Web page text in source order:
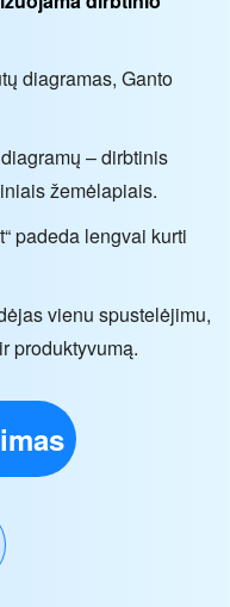
diagramas, Ganto
– dirbtinis
žemėlapiais.
padeda lengvai kurti
vienu spustelėjimu,
produktyvumą.